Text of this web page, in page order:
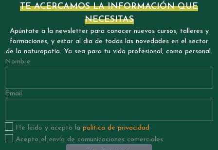
TE ACERCAMOS LA INFORMACIÓN QUE
NECESITAS
Apúntate a la newsletter para conocer nuevos cursos, talleres y
formaciones, y estar al día de todas las novedades en el sector
de la naturopatía. Ya sea para tu vida profesional, como personal.
Nombre
Email
He leído y acepto la política de privacidad
Acepto el envío de comunicaciones comerciales